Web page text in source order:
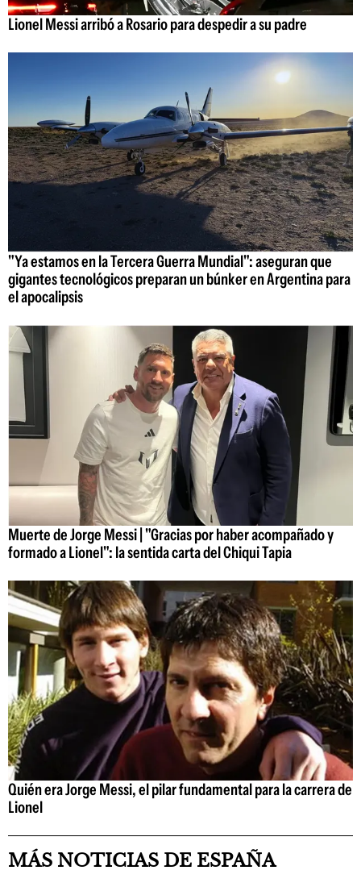
Lionel Messi arribó a Rosario para despedir a su padre
"Ya estamos en la Tercera Guerra Mundial": aseguran que
gigantes tecnológicos preparan un búnker en Argentina para
el apocalipsis
Muerte de Jorge Messi | "Gracias por haber acompañado y
formado a Lionel": la sentida carta del Chiqui Tapia
Quién era Jorge Messi, el pilar fundamental para la carrera de
Lionel
MÁS NOTICIAS DE ESPAÑA